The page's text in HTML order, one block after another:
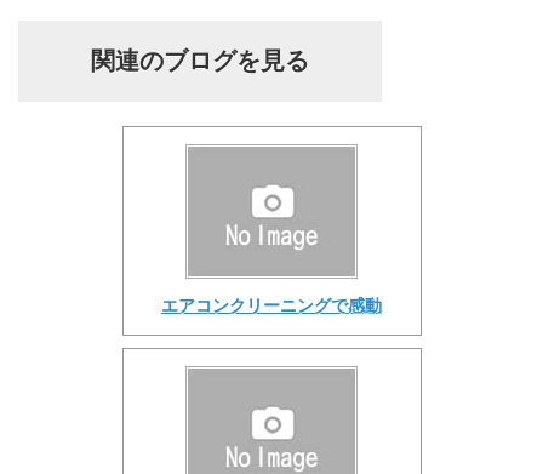
関連のブログを見る
エアコンクリーニングで感動